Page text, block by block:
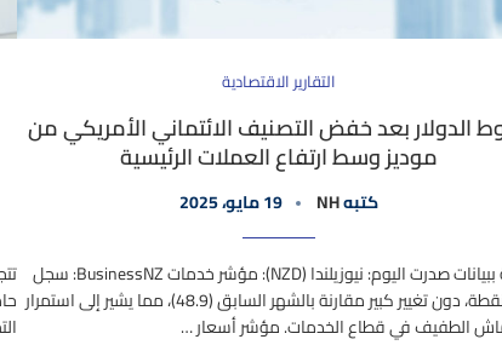
التقارير الاقتصادية
الدولار بعد خفض التصنيف الائتماني الأمريكي من
موديز وسط ارتفاع العملات الرئيسية
كتبهNH 19 مايو، 2025
البداية ببيانات صدرت اليوم: نيوزيلندا (NZD): مؤشر خدمات BusinessNZ: سجل
48.5 نقطة، دون تغيير كبير مقارنة بالشهر السابق (48.9)، مما يشير إلى استمرار
الطفيف في قطاع الخدمات. مؤشر أسعار …